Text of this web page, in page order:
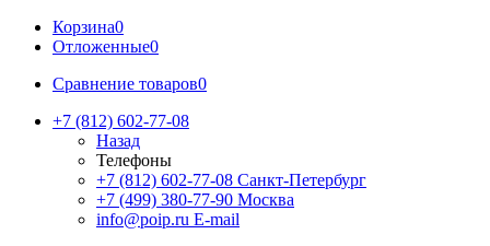
Корзина0
Отложенные0
Сравнение товаров0
+7 (812) 602-77-08
Назад
Телефоны
+7 (812) 602-77-08 Санкт-Петербург
+7 (499) 380-77-90 Москва
info@poip.ru E-mail